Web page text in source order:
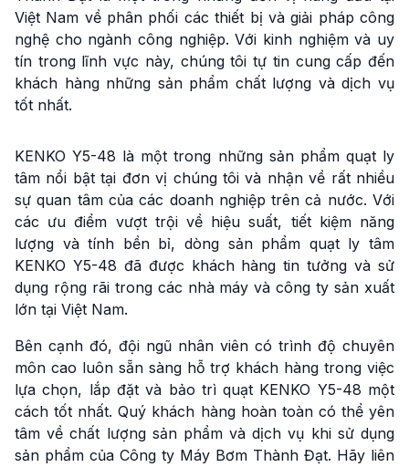
Việt Nam về phân phối các thiết bị và giải pháp công
nghệ cho ngành công nghiệp. Với kinh nghiệm và uy
tín trong lĩnh vực này, chúng tôi tự tin cung cấp đến
khách hàng những sản phẩm chất lượng và dịch vụ
tốt nhất.
KENKO Y5-48 là một trong những sản phẩm quạt ly
tâm nổi bật tại đơn vị chúng tôi và nhận về rất nhiều
sự quan tâm của các doanh nghiệp trên cả nước. Với
các ưu điểm vượt trội về hiệu suất, tiết kiệm năng
lượng và tính bền bỉ, dòng sản phẩm quạt ly tâm
KENKO Y5-48 đã được khách hàng tin tưởng và sử
dụng rộng rãi trong các nhà máy và công ty sản xuất
lớn tại Việt Nam.
Bên cạnh đó, đội ngũ nhân viên có trình độ chuyên
môn cao luôn sẵn sàng hỗ trợ khách hàng trong việc
lựa chọn, lắp đặt và bảo trì quạt KENKO Y5-48 một
cách tốt nhất. Quý khách hàng hoàn toàn có thể yên
tâm về chất lượng sản phẩm và dịch vụ khi sử dụng
sản phẩm của Công ty Máy Bơm Thành Đạt. Hãy liên